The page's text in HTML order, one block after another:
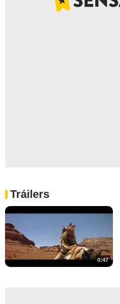
Tráilers
0:47